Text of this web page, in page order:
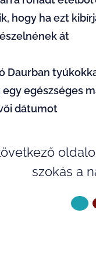
hogy ha ezt
át
Daurban
egy egészséges
dátumot
szokás a